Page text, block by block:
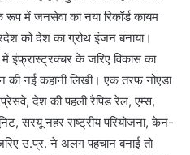
रूप में जनसेवा का नया रिकॉर्ड कायम
को देश का ग्रोथ इंजन बनाया।
इंफ्रास्ट्रक्चर के जरिए विकास का
की नई कहानी लिखी। एक तरफ नोएडा
देश की पहली रैपिड रेल, एम्स,
सरयू नहर राष्ट्रीय परियोजना, केन-
उ.प्र. ने अलग पहचान बनाई तो